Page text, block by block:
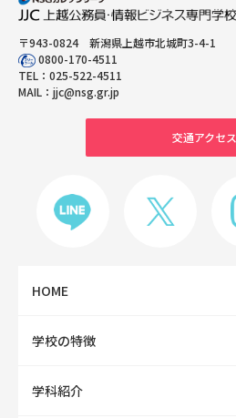
〒943-0824 新潟県上越市北城町3-4-1
0800-170-4511
TEL： 025-522-4511
MAIL： jjc@nsg.gr.jp
交通アクセス
HOME
学校の特徴
学科紹介